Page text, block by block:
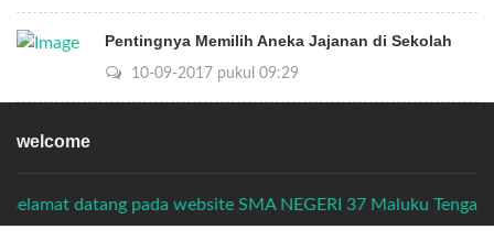
Pentingnya Memilih Aneka Jajanan di Sekolah
10-09-2017 pukul 09:29
welcome
pada website SMA NEGERI 37 Maluku Tengah semoga